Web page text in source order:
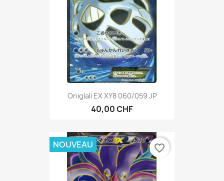
Oniglali EX XY8 060/059 JP
40,00 CHF
NOUVEAU favorite_border